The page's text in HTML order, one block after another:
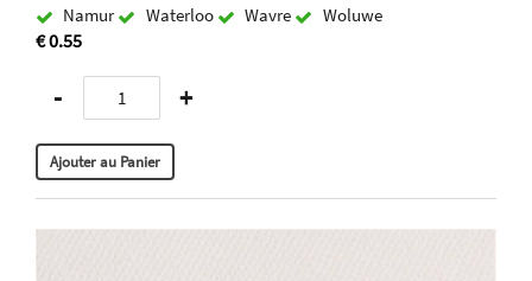
Namur
Waterloo Wavre Woluwe
€ 0.55
- +